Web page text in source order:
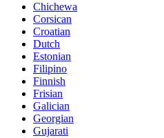
Chichewa
Corsican
Croatian
Dutch
Estonian
Filipino
Finnish
Frisian
Galician
Georgian
Gujarati